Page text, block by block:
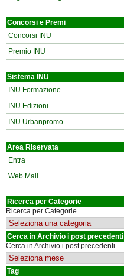
Concorsi e Premi
Concorsi INU
Premio INU
Sistema INU
INU Formazione
INU Edizioni
INU Urbanpromo
Area Riservata
Entra
Web Mail
Ricerca per Categorie
Ricerca per Categorie
Cerca in Archivio i post precedenti
Cerca in Archivio i post precedenti
Tag